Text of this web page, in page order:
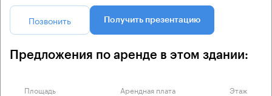
Позвонить Получить презентацию
Предложения по аренде в этом здании:
Площадь Арендная плата Этаж